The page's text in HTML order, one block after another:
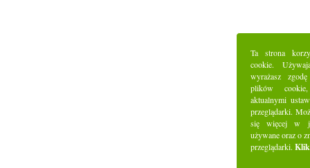
Ta strona
cookie.
wyrażasz
plików
aktualnymi
przeglądarki.
się więcej w
używane oraz o
przeglądarki.